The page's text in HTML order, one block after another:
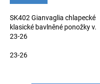
SK402 Gianvaglia chlapecké
klasické bavlněné ponožky v.
23-26
23-26